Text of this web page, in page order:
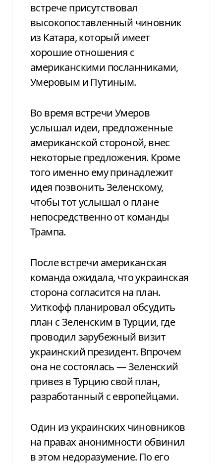
встрече присутствовал
высокопоставленный чиновник
из Катара, который имеет
хорошие отношения с
американскими посланниками,
Умеровым и Путиным.
Во время встречи Умеров
услышал идеи, предложенные
американской стороной, внес
некоторые предложения. Кроме
того именно ему принадлежит
идея позвонить Зеленскому,
чтобы тот услышал о плане
непосредственно от команды
Трампа.
После встречи американская
команда ожидала, что украинская
сторона согласится на план.
Уиткофф планировал обсудить
план с Зеленским в Турции, где
проводил зарубежный визит
украинский президент. Впрочем
она не состоялась — Зеленский
привез в Турцию свой план,
разработанный с европейцами.
Один из украинских чиновников
на правах анонимности обвинил
в этом недоразумение. По его